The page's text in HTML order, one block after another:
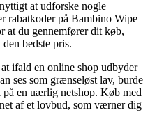
at udforske nogle
rabatkoder på Bambino Wipe
du gennemfører dit køb,
den bedste pris.
ifald en online shop udbyder
ses som grænseløst lav, burde
en uærlig netshop. Køb med
af et lovbud, som værner dig